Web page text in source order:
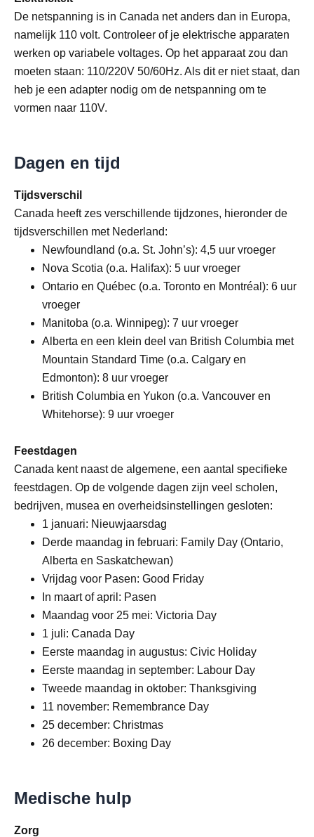
De netspanning is in Canada net anders dan in Europa,
namelijk 110 volt. Controleer of je elektrische apparaten
werken op variabele voltages. Op het apparaat zou dan
moeten staan: 110/220V 50/60Hz. Als dit er niet staat, dan
heb je een adapter nodig om de netspanning om te
vormen naar 110V.
Dagen en tijd
Tijdsverschil
Canada heeft zes verschillende tijdzones, hieronder de
tijdsverschillen met Nederland:
Newfoundland (o.a. St. John’s): 4,5 uur vroeger
Nova Scotia (o.a. Halifax): 5 uur vroeger
Ontario en Québec (o.a. Toronto en Montréal): 6 uur
vroeger
Manitoba (o.a. Winnipeg): 7 uur vroeger
Alberta en een klein deel van British Columbia met
Mountain Standard Time (o.a. Calgary en
Edmonton): 8 uur vroeger
British Columbia en Yukon (o.a. Vancouver en
Whitehorse): 9 uur vroeger
Feestdagen
Canada kent naast de algemene, een aantal specifieke
feestdagen. Op de volgende dagen zijn veel scholen,
bedrijven, musea en overheidsinstellingen gesloten:
1 januari: Nieuwjaarsdag
Derde maandag in februari: Family Day (Ontario,
Alberta en Saskatchewan)
Vrijdag voor Pasen: Good Friday
In maart of april: Pasen
Maandag voor 25 mei: Victoria Day
1 juli: Canada Day
Eerste maandag in augustus: Civic Holiday
Eerste maandag in september: Labour Day
Tweede maandag in oktober: Thanksgiving
11 november: Remembrance Day
25 december: Christmas
26 december: Boxing Day
Medische hulp
Zorg